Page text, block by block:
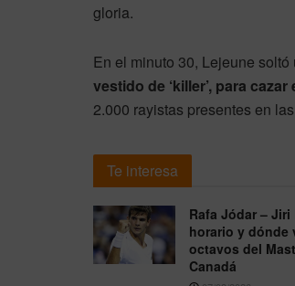
gloria.
En el minuto 30, Lejeune
vestido de ‘killer’, para
2.000 rayistas presentes en
Te interesa
Rafa Jódar – Jiri
horario y dónde
octavos del
Canadá